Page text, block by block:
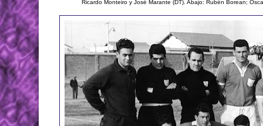
Ricardo Monteiro y José Marante (DT). Abajo: Rubén Borean;